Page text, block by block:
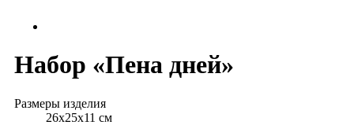
Набор «Пена дней»
Размеры изделия
26х25х11 см